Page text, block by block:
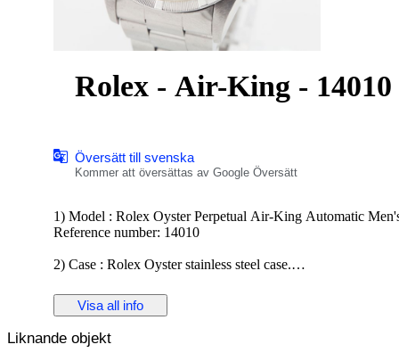
Rolex - Air-King - 14010
Översätt till svenska
Kommer att översättas av Google Översätt
1) Model : Rolex Oyster Perpetual Air-King Automatic
Reference number: 14010
2) Case : Rolex Oyster stainless steel case.
3) Dial : Rolex dial with silver hands and markers; engine-
4) Movement : Rolex automatic winding movement
Visa all info
Liknande objekt